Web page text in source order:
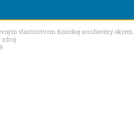
vlastníctvom Košickej arcidiecézy okrem